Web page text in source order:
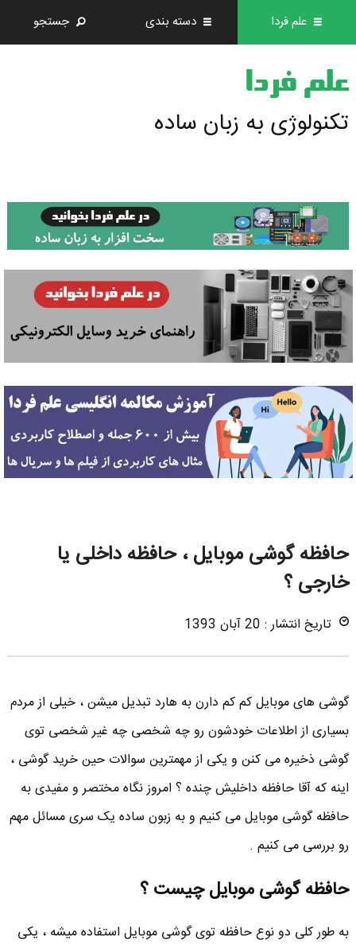
علم فردا دسته بندی جستجو
علم فردا
تکنولوژی به زبان ساده
حافظه گوشی موبایل ، حافظه داخلی یا
خارجی ؟
تاریخ انتشار : 20 آبان 1393
گوشی های موبایل کم کم دارن به هارد تبدیل میشن ، خیلی از مردم
بسیاری از اطلاعات خودشون رو چه شخصی چه غیر شخصی توی
گوشی ذخیره می کنن و یکی از مهمترین سوالات حین خرید گوشی ،
اینه که آقا حافظه داخلیش چنده ؟ امروز نگاه مختصر و مفیدی به
حافظه گوشی موبایل می کنیم و به زبون ساده یک سری مسائل مهم
رو بررسی می کنیم .
حافظه گوشی موبایل چیست ؟
به طور کلی دو نوع حافظه توی گوشی موبایل استفاده میشه ، یکی